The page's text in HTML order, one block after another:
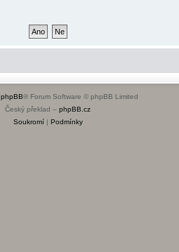
phpBB® Forum Software © phpBB Limited
Český překlad – phpBB.cz
Soukromí| Podmínky